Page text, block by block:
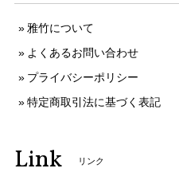
雅竹について
よくあるお問い合わせ
プライバシーポリシー
特定商取引法に基づく表記
Link リンク